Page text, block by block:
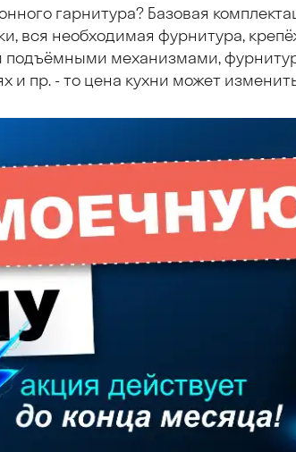
гарнитура? Базовая
вся необходимая фурнитура,
механизмами,
и пр. - то цена кухни может